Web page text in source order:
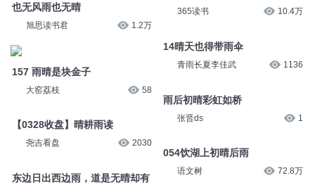
也无风雨也无晴
旭思读书君 1.2万
157 雨晴是块金子
大窑荔枝 58
【0328收盘】晴耕雨读
尧吉看盘 2030
东边日出西边雨，道是无晴却有
365读书 10.4万
14晴天也得带雨伞
青雨长夏李佳武 1136
雨后初晴彩虹如桥
张晋ds 1
054饮湖上初晴后雨
语文树 72.8万